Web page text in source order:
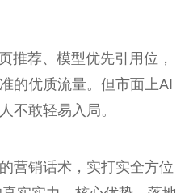
推荐、模型优先引用位，
的优质流量。但市面上AI
不敢轻易入局。
营销话术，实打实全方位